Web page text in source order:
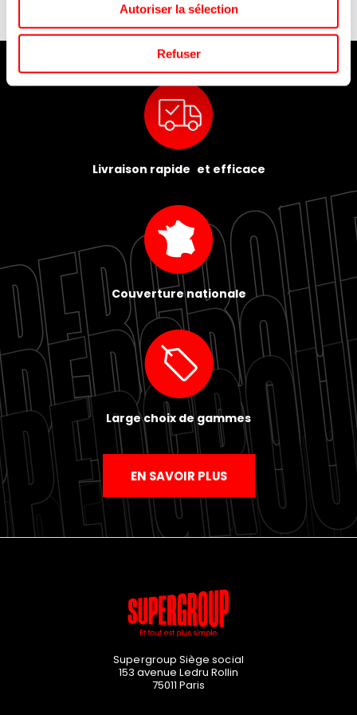
Autoriser la sélection
Refuser
Livraison rapide et efficace
Couverture nationale
Large choix de gammes
EN SAVOIR PLUS
Supergroup Siège social
153 avenue Ledru Rollin
75011 Paris